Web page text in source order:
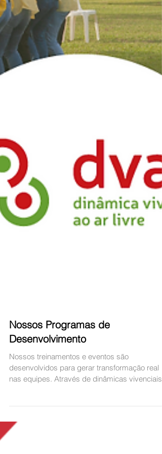
Nossos Programas de
Desenvolvimento
Nossos treinamentos e eventos são
desenvolvidos para gerar transformação real
— como a DVAL — promovemos planejamento
mais assertivo, tomada de decisão mais ágil e
maior integração entre os participantes. Cada